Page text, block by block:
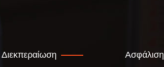
Διεκπεραίωση Ασφάλιση